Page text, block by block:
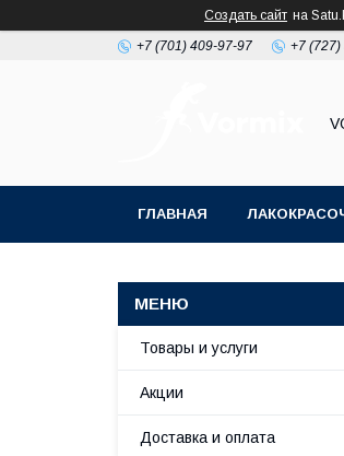
Создать сайт на
+7 (701) 409-97-97 +7
ГЛАВНАЯ
Товары и услуги
Акции
Доставка и оплата